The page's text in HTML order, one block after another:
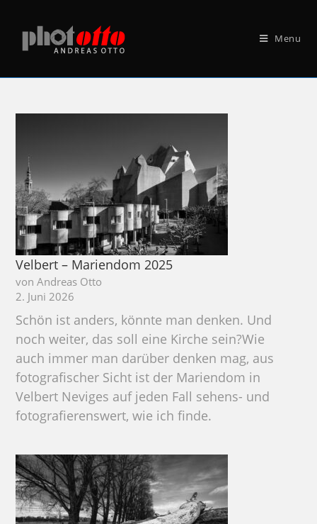
Menu
Velbert – Mariendom 2025
von Andreas Otto
2. Juni 2026
Schön ist anders, könnte man denken. Und
noch weiter, das soll eine Kirche sein?Wie
auch immer man darüber denken mag, aus
fotografischer Sicht ist der Mariendom in
Velbert Neviges auf jeden Fall sehens- und
fotografierenswert, wie ich finde.